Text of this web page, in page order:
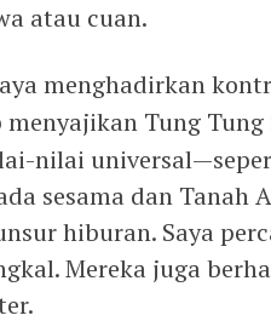
atau cuan.
menghadirkan
menyajikan Tung
nilai
sesama dan Tanah
hiburan. Saya
Mereka juga